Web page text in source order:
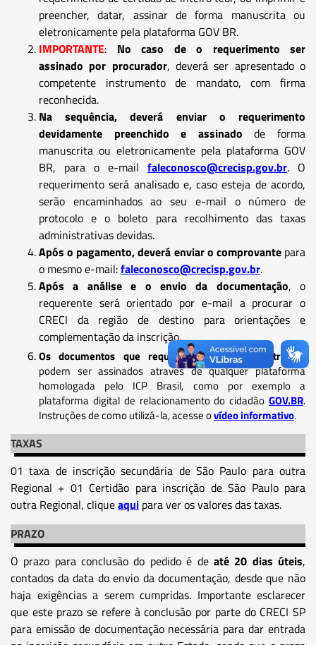
preencher, datar, assinar de forma manuscrita ou
eletronicamente pela plataforma GOV BR.
IMPORTANTE: No caso de o requerimento ser
assinado por procurador, deverá ser apresentado o
competente instrumento de mandato, com firma
reconhecida.
Na sequência, deverá enviar o requerimento
devidamente preenchido e assinado de forma
manuscrita ou eletronicamente pela plataforma GOV
BR, para o e-mail faleconosco@crecisp.gov.br. O
requerimento será analisado e, caso esteja de acordo,
serão encaminhados ao seu e-mail o número de
protocolo e o boleto para recolhimento das taxas
administrativas devidas.
Após o pagamento, deverá enviar o comprovantepara
o mesmo e-mail:faleconosco@crecisp.gov.br.
Após a análise e o envio da documentação, o
requerente será orientado por e-mail a procurar o
CRECI da região de destino para orientações e
complementação da inscrição.
Os documentos que requerem assinatura eletrônica
podem ser assinados através de qualquer plataforma
homologada pelo ICP Brasil, como por exemplo a
plataforma digital de relacionamento do cidadão GOV.BR.
Instruções de como utilizá-la, acesse ovídeo informativo.
TAXAS
01 taxa de inscrição secundária de São Paulo para outra
Regional + 01 Certidão para inscrição de São Paulo para
outra Regional, cliqueaqui para ver os valores das taxas.
PRAZO
O prazo para conclusão do pedido é de até 20 dias úteis,
contados da data do envio da documentação, desde que não
haja exigências a serem cumpridas. Importante esclarecer
que este prazo se refere à conclusão por parte do CRECI SP
para emissão de documentação necessária para dar entrada